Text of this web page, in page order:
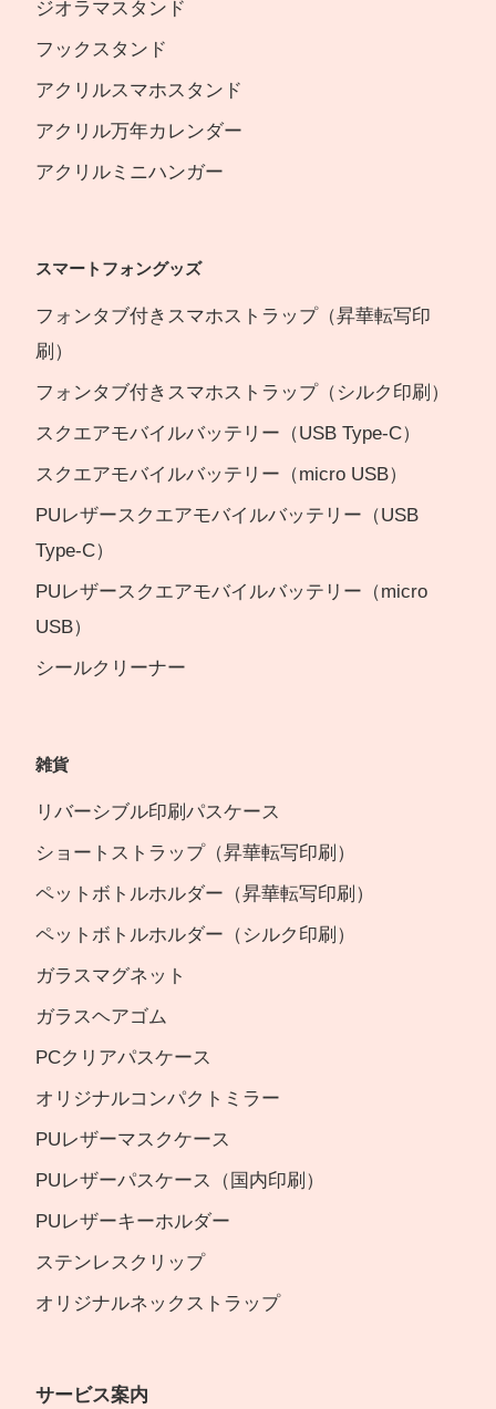
ジオラマスタンド
フックスタンド
アクリルスマホスタンド
アクリル万年カレンダー
アクリルミニハンガー
スマートフォングッズ
フォンタブ付きスマホストラップ（昇華転写印
刷）
フォンタブ付きスマホストラップ（シルク印刷）
スクエアモバイルバッテリー（USB Type-C）
スクエアモバイルバッテリー（micro USB）
PUレザースクエアモバイルバッテリー（USB
Type-C）
PUレザースクエアモバイルバッテリー（micro
USB）
シールクリーナー
雑貨
リバーシブル印刷パスケース
ショートストラップ（昇華転写印刷）
ペットボトルホルダー（昇華転写印刷）
ペットボトルホルダー（シルク印刷）
ガラスマグネット
ガラスヘアゴム
PCクリアパスケース
オリジナルコンパクトミラー
PUレザーマスクケース
PUレザーパスケース（国内印刷）
PUレザーキーホルダー
ステンレスクリップ
オリジナルネックストラップ
サービス案内